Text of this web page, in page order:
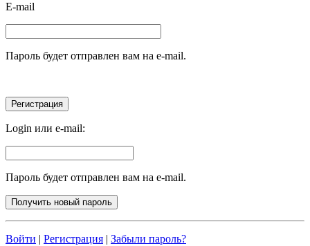
E-mail
Пароль будет отправлен вам на e-mail.
Login или e-mail:
Пароль будет отправлен вам на e-mail.
Войти | Регистрация | Забыли пароль?